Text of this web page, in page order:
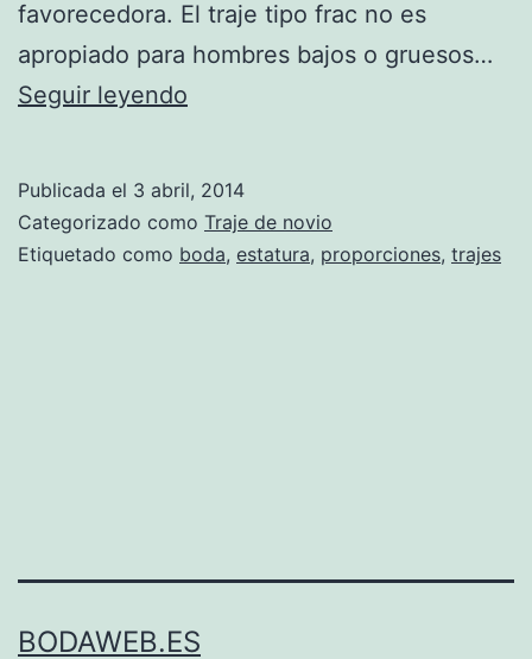
favorecedora. El traje tipo frac no es
apropiado para hombres bajos o gruesos…
Seguir leyendo
(Parte
5)
Publicada el 3 abril, 2014
Categorizado como Traje de novio
Etiquetado como boda, estatura, proporciones, trajes
BODAWEB.ES